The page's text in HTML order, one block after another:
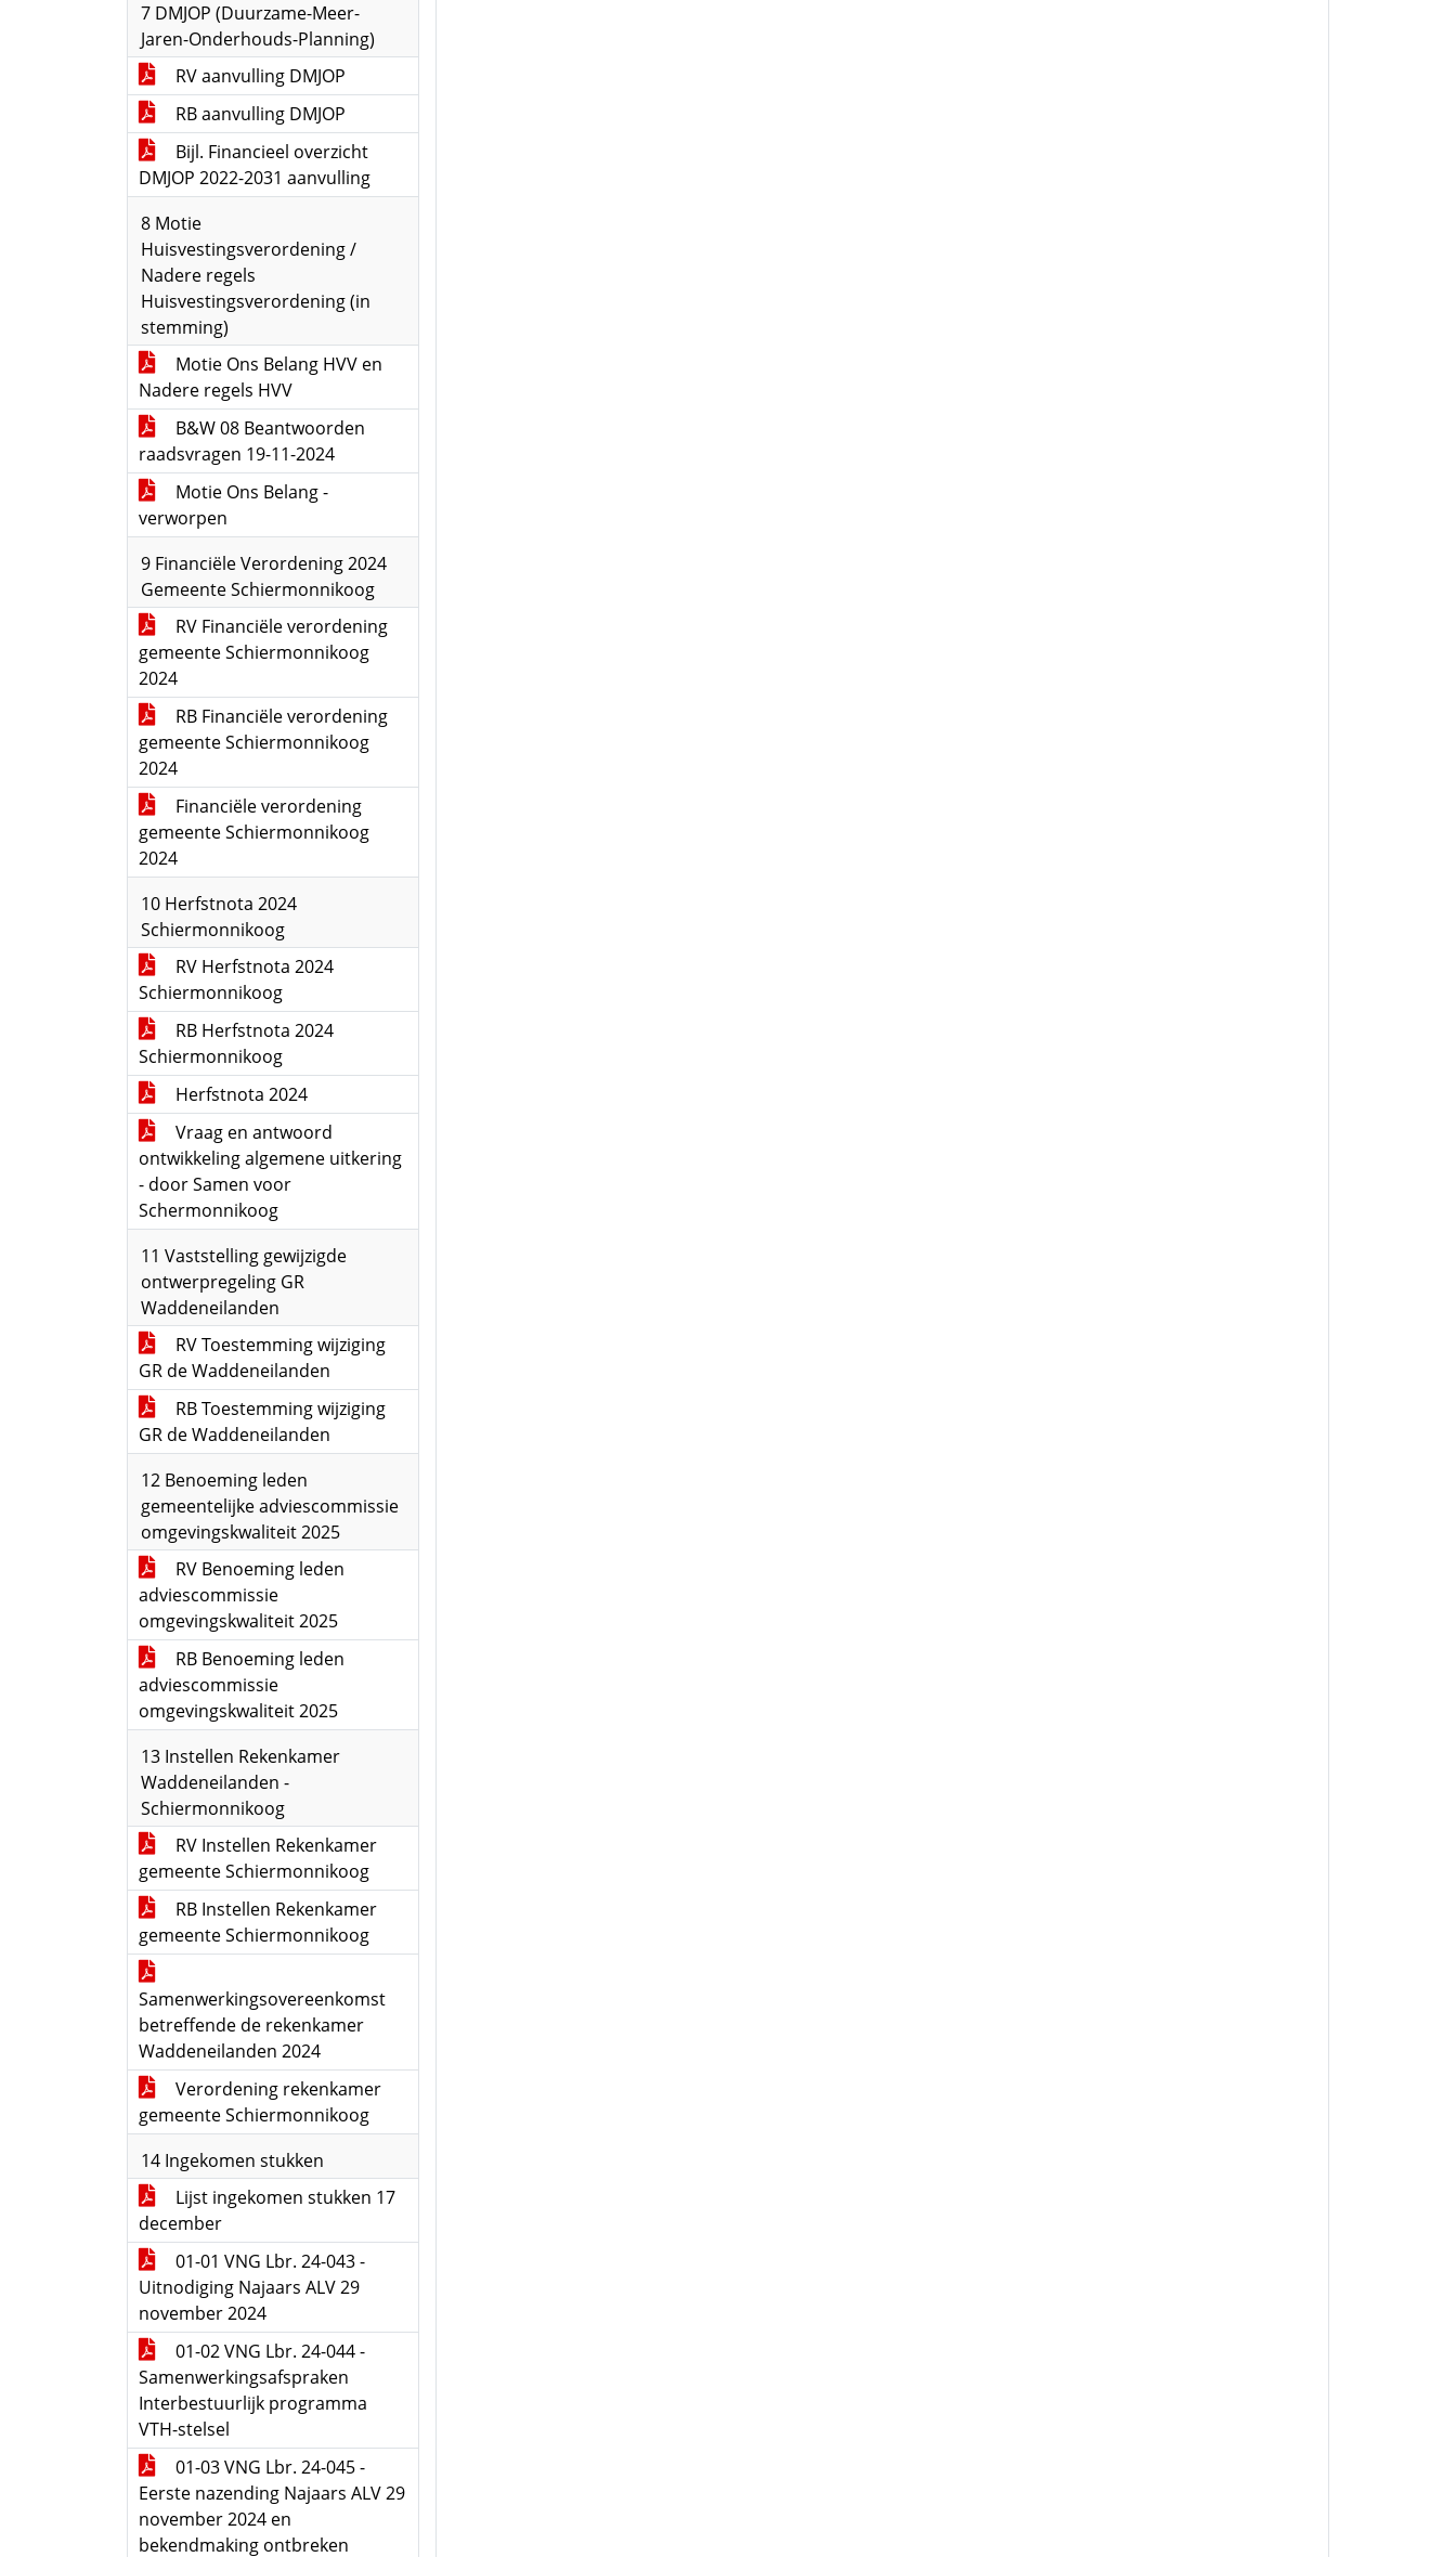
7 DMJOP (Duurzame-Meer-
Jaren-Onderhouds-Planning)
RV aanvulling DMJOP
RB aanvulling DMJOP
Bijl. Financieel overzicht
DMJOP 2022-2031 aanvulling
8 Motie
Huisvestingsverordening /
Nadere regels
Huisvestingsverordening (in
stemming)
Motie Ons Belang HVV en
Nadere regels HVV
B&W 08 Beantwoorden
raadsvragen 19-11-2024
Motie Ons Belang -
verworpen
9 Financiële Verordening 2024
Gemeente Schiermonnikoog
RV Financiële verordening
gemeente Schiermonnikoog
2024
RB Financiële verordening
gemeente Schiermonnikoog
2024
Financiële verordening
gemeente Schiermonnikoog
2024
10 Herfstnota 2024
Schiermonnikoog
RV Herfstnota 2024
Schiermonnikoog
RB Herfstnota 2024
Schiermonnikoog
Herfstnota 2024
Vraag en antwoord
ontwikkeling algemene uitkering
- door Samen voor
Schermonnikoog
11 Vaststelling gewijzigde
ontwerpregeling GR
Waddeneilanden
RV Toestemming wijziging
GR de Waddeneilanden
RB Toestemming wijziging
GR de Waddeneilanden
12 Benoeming leden
gemeentelijke adviescommissie
omgevingskwaliteit 2025
RV Benoeming leden
adviescommissie
omgevingskwaliteit 2025
RB Benoeming leden
adviescommissie
omgevingskwaliteit 2025
13 Instellen Rekenkamer
Waddeneilanden -
Schiermonnikoog
RV Instellen Rekenkamer
gemeente Schiermonnikoog
RB Instellen Rekenkamer
gemeente Schiermonnikoog
Samenwerkingsovereenkomst
betreffende de rekenkamer
Waddeneilanden 2024
Verordening rekenkamer
gemeente Schiermonnikoog
14 Ingekomen stukken
Lijst ingekomen stukken 17
december
01-01 VNG Lbr. 24-043 -
Uitnodiging Najaars ALV 29
november 2024
01-02 VNG Lbr. 24-044 -
Samenwerkingsafspraken
Interbestuurlijk programma
VTH-stelsel
01-03 VNG Lbr. 24-045 -
Eerste nazending Najaars ALV 29
november 2024 en
bekendmaking ontbreken